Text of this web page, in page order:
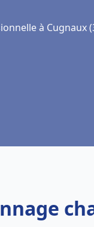
à Cugnaux